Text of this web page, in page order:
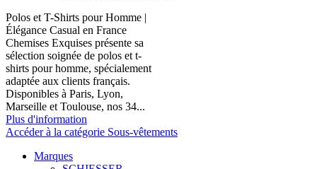
Polos et T-Shirts pour Homme |
Élégance Casual en France
Chemises Exquises présente sa
sélection soignée de polos et t-
shirts pour homme, spécialement
adaptée aux clients français.
Disponibles à Paris, Lyon,
Marseille et Toulouse, nos 34...
Plus d'information
Accéder à la catégorie Sous-vêtements
Marques